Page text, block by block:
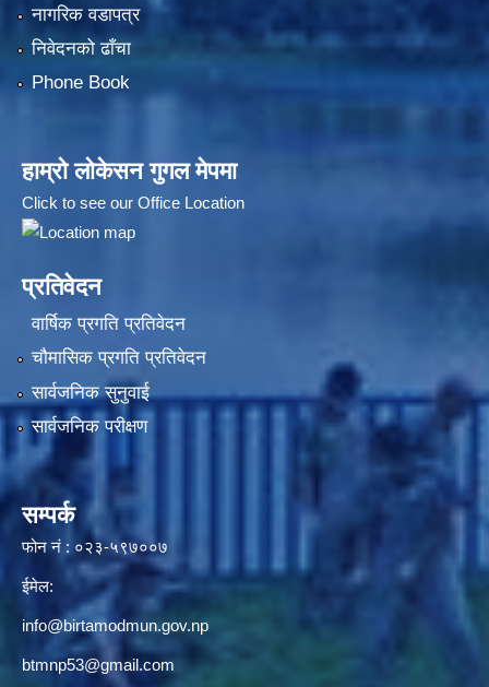
नागरिक वडापत्र
निवेदनको ढाँचा
Phone Book
हाम्रो लोकेसन गुगल मेपमा
Click to see our Office Location
प्रतिवेदन
वार्षिक प्रगति प्रतिवेदन
चौमासिक प्रगति प्रतिवेदन
सार्वजनिक सुनुवाई
सार्वजनिक परीक्षण
सम्पर्क
फोन नं : ०२३-५९७००७
ईमेल:
info@birtamodmun.gov.np
btmnp53@gmail.com